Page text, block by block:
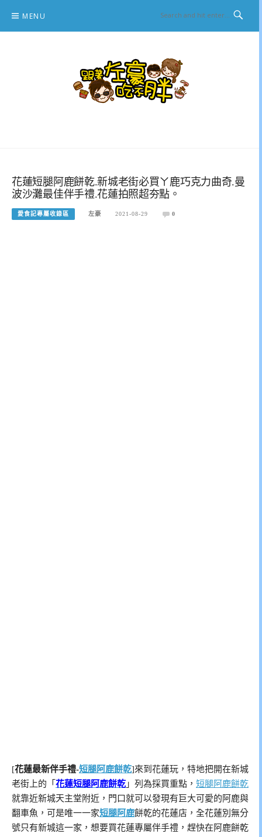
content
MENU
花蓮短腿阿鹿餅乾.新城老街必買ㄚ鹿巧克力曲奇.曼
波沙灘最佳伴手禮.花蓮拍照超夯點。
愛食記專屬收錄區 左豪 2021-08-29 0
[花蓮最新伴手禮-短腿阿鹿餅乾]來到花蓮玩，特地把開在新城
老街上的「 花蓮短腿阿鹿餅乾 」列為採買重點， 短腿阿鹿餅乾
就靠近新城天主堂附近，門口就可以發現有巨大可愛的阿鹿與
翻車魚，可是唯一一家短腿阿鹿餅乾的花蓮店，全花蓮別無分
號只有新城這一家，想要買花蓮專屬伴手禮，趕快在阿鹿餅乾